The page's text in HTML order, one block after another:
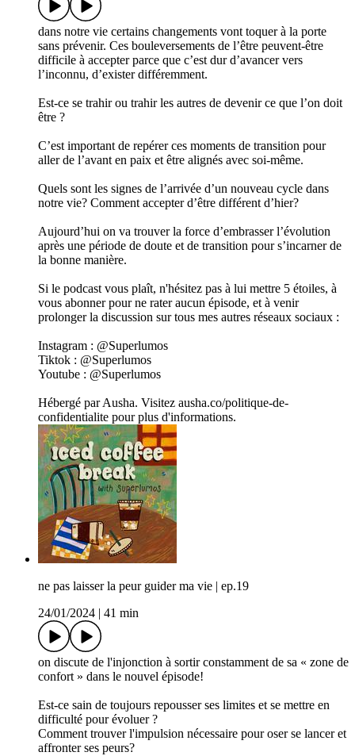
dans notre vie certains changements vont toquer à la porte
sans prévenir. Ces bouleversements de l’être peuvent-être
difficile à accepter parce que c’est dur d’avancer vers
l’inconnu, d’exister différemment.
Est-ce se trahir ou trahir les autres de devenir ce que l’on doit
être ?
C’est important de repérer ces moments de transition pour
aller de l’avant en paix et être alignés avec soi-même.
Quels sont les signes de l’arrivée d’un nouveau cycle dans
notre vie? Comment accepter d’être différent d’hier?
Aujourd’hui on va trouver la force d’embrasser l’évolution
après une période de doute et de transition pour s’incarner de
la bonne manière.
Si le podcast vous plaît, n'hésitez pas à lui mettre 5 étoiles, à
vous abonner pour ne rater aucun épisode, et à venir
prolonger la discussion sur tous mes autres réseaux sociaux :
Instagram : @Superlumos
Tiktok : @Superlumos
Youtube : @Superlumos
Hébergé par Ausha. Visitez ausha.co/politique-de-
confidentialite pour plus d'informations.
ne pas laisser la peur guider ma vie | ep.19
24/01/2024
41 min
on discute de l'injonction à sortir constamment de sa « zone de
confort » dans le nouvel épisode!
Est-ce sain de toujours repousser ses limites et se mettre en
difficulté pour évoluer ?
Comment trouver l'impulsion nécessaire pour oser se lancer et
affronter ses peurs?